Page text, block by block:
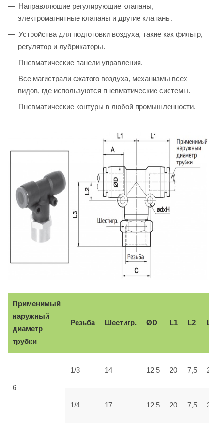
Направляющие регулирующие клапаны,
электромагнитные клапаны и другие клапаны.
Устройства для подготовки воздуха, такие как фильтр,
регулятор и лубрикаторы.
Пневматические панели управления.
Все магистрали сжатого воздуха, механизмы всех
видов, где используются пневматические системы.
Пневматические контуры в любой промышленности.
Применимый
наружный
диаметр
трубки
Резьба Шестигр. ØD L1 L2 L3
6
1/8 14 12,5 20 7,5 28
1/4 17 12,5 20 7,5 33